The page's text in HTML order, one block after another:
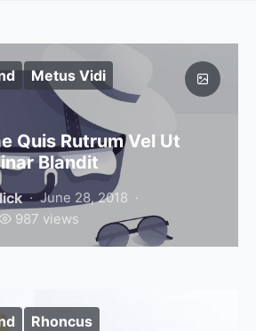
Metus Vidi
Quis Rutrum Vel Ut
Blandit
June 28, 2018
987 views
Rhoncus